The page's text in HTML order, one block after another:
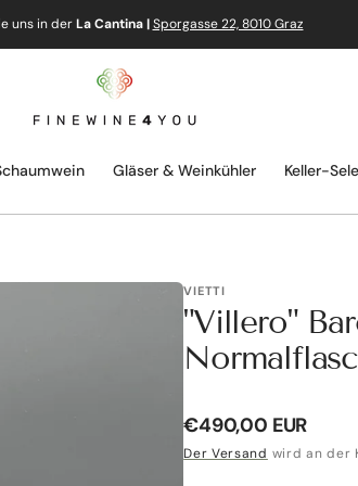
uns in derLa Cantina | Sporgasse 22, 8010 Graz
Gläser & Weinkühler Keller-
VIETTI
"Villero"
Normaler
Preis
€490,00 EUR
Der Versand wird an der